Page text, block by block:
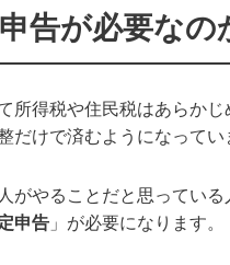
告が必要なの
所得税や住民税はあらか
だけで済むようになってい
がやることだと思ってい
申告 」が必要になります。